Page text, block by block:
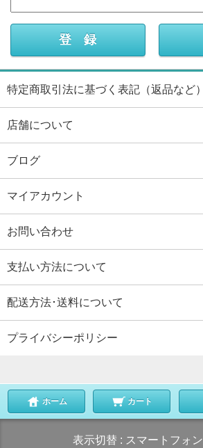
特定商取引法に基づく表記（返品など）
店舗について
ブログ
マイアカウント
お問い合わせ
支払い方法について
配送方法･送料について
プライバシーポリシー
ホーム カート
表示切替 : スマートフォン